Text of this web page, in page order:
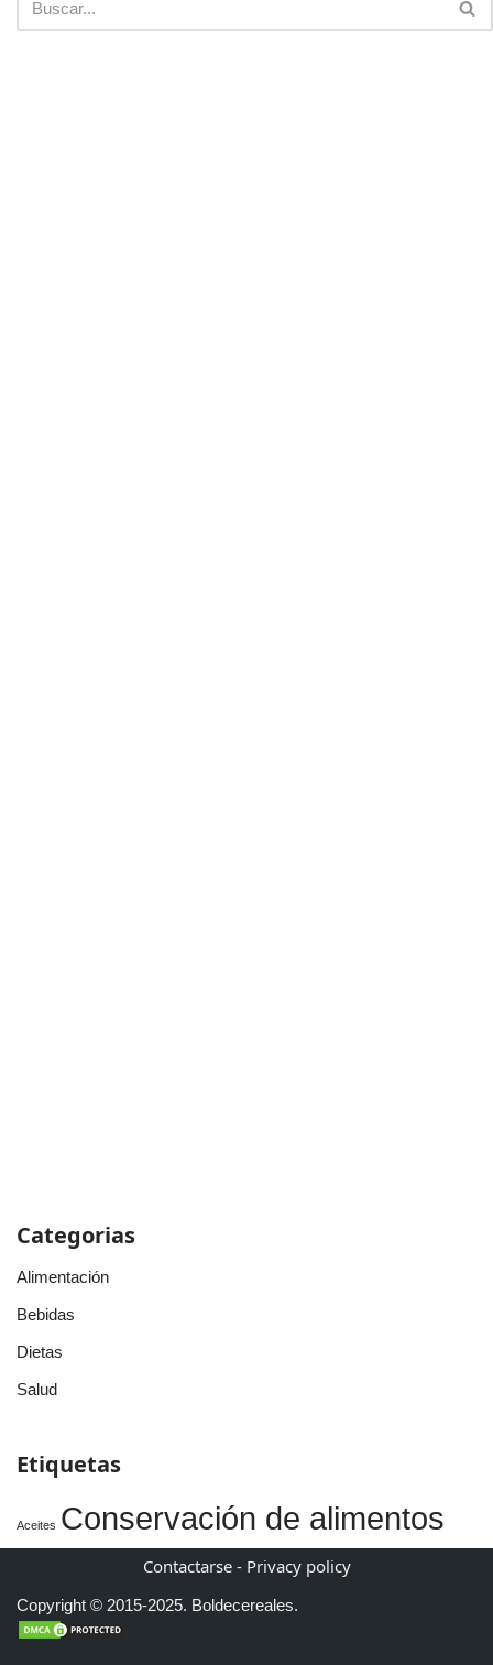
Categorias
Alimentación
Bebidas
Dietas
Salud
Etiquetas
Aceites Conservación de alimentos
Contactarse- Privacy policy
Copyright © 2015-2025. Boldecereales.